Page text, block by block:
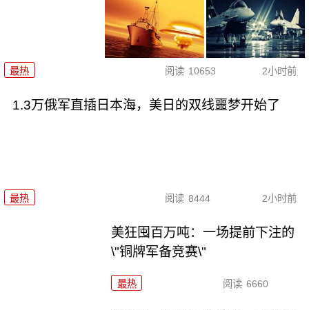
最热 阅读 10653 2小时前
1.3万俄军直插日本海，美日的双线噩梦开始了
最热 阅读 8444 2小时前
美狂囤百万吨：一场提前下注的
\"铜牌军备竞赛\"
最热 阅读 6660